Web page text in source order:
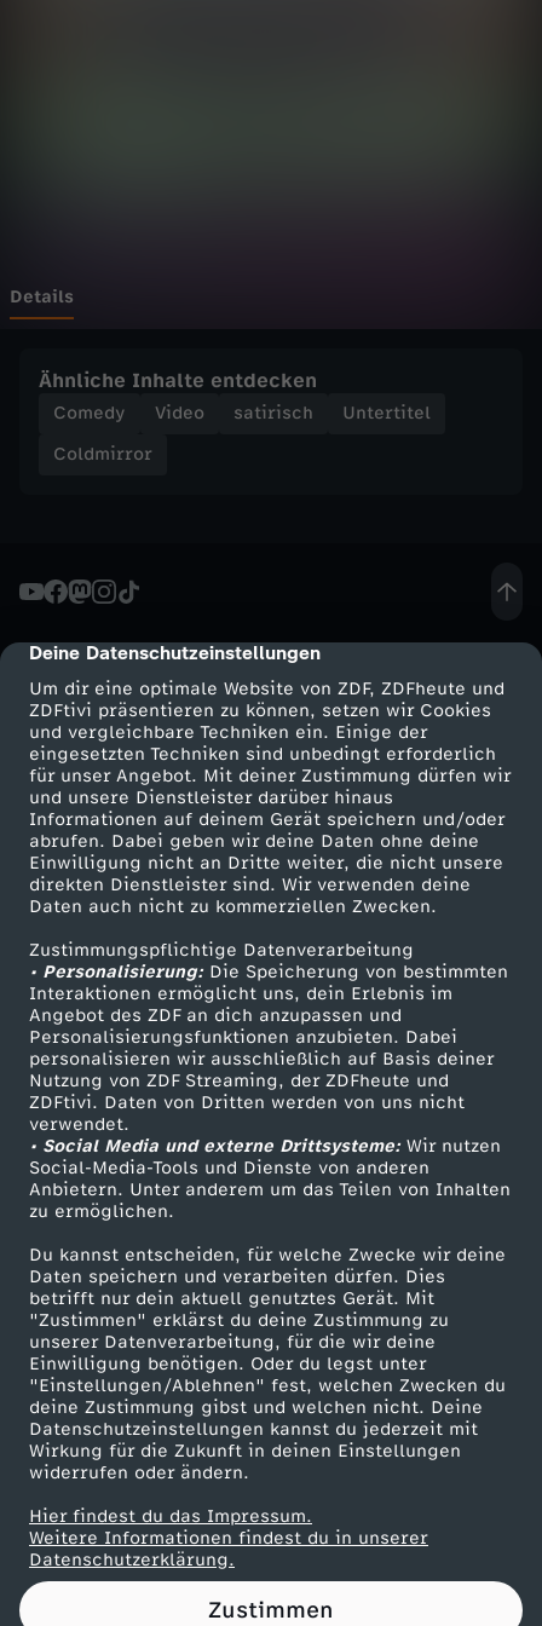
cmp-dialog-description
Deine Datenschutzeinstellungen
Um dir eine optimale Website von ZDF, ZDFheute und
ZDFtivi präsentieren zu können, setzen wir Cookies
und vergleichbare Techniken ein. Einige der
eingesetzten Techniken sind unbedingt erforderlich
für unser Angebot. Mit deiner Zustimmung dürfen wir
und unsere Dienstleister darüber hinaus
Informationen auf deinem Gerät speichern und/oder
abrufen. Dabei geben wir deine Daten ohne deine
Einwilligung nicht an Dritte weiter, die nicht unsere
direkten Dienstleister sind. Wir verwenden deine
Daten auch nicht zu kommerziellen Zwecken.
Zustimmungspflichtige Datenverarbeitung
• Personalisierung:Die Speicherung von bestimmten
Interaktionen ermöglicht uns, dein Erlebnis im
Angebot des ZDF an dich anzupassen und
Personalisierungsfunktionen anzubieten. Dabei
personalisieren wir ausschließlich auf Basis deiner
Nutzung von ZDF Streaming, der ZDFheute und
ZDFtivi. Daten von Dritten werden von uns nicht
verwendet.
• Social Media und externe Drittsysteme:Wir nutzen
Social-Media-Tools und Dienste von anderen
Anbietern. Unter anderem um das Teilen von Inhalten
zu ermöglichen.
Du kannst entscheiden, für welche Zwecke wir deine
Daten speichern und verarbeiten dürfen. Dies
betrifft nur dein aktuell genutztes Gerät. Mit
"Zustimmen" erklärst du deine Zustimmung zu
unserer Datenverarbeitung, für die wir deine
Einwilligung benötigen. Oder du legst unter
"Einstellungen/Ablehnen" fest, welchen Zwecken du
deine Zustimmung gibst und welchen nicht. Deine
Datenschutzeinstellungen kannst du jederzeit mit
Wirkung für die Zukunft in deinen Einstellungen
widerrufen oder ändern.
Hier findest du das Impressum.
Weitere Informationen findest du in unserer
Datenschutzerklärung.
Zustimmen
i
e
e
K
a
c
k
P
r
o
d
u
k
t
b
e
s
c
h
r
Details
Ähnliche Inhalte entdecken
Comedy Video satirisch
Untertitel
Coldmirror
Mehr ZDF
ZDF-Apps
Smart TV
ZDFtext
Livestreams
Sendungen A-Z
TV-Programm
Service
ZDFmitreden
Kontakt zum ZDF
Tickets
Zuschauerservice
Hilfe
ZDF Unternehmen
Karriere
ZDF goes Schule
Werbefernsehen
Mainzelmännchen
Partner